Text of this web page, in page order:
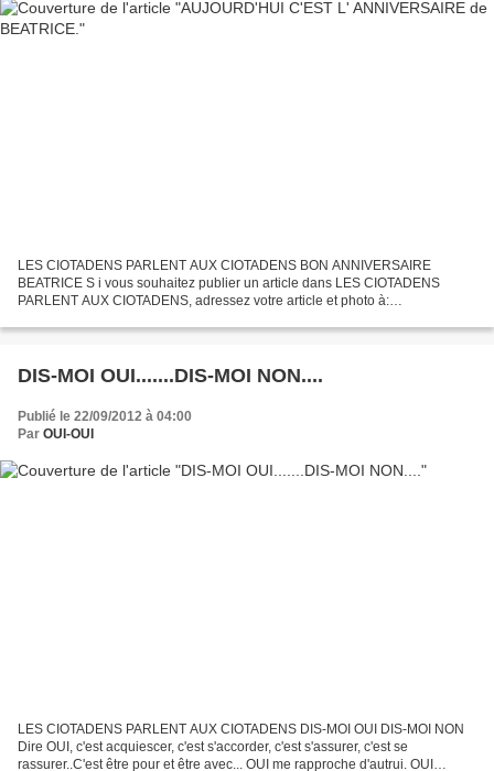
LES CIOTADENS PARLENT AUX CIOTADENS BON ANNIVERSAIRE
BEATRICE S i vous souhaitez publier un article dans LES CIOTADENS
PARLENT AUX CIOTADENS, adressez votre article et photo à:
DIS-MOI OUI.......DIS-MOI NON....
Publié le 22/09/2012 à 04:00
Par OUI-OUI
LES CIOTADENS PARLENT AUX CIOTADENS DIS-MOI OUI DIS-MOI NON
Dire OUI, c'est acquiescer, c'est s'accorder, c'est s'assurer, c'est se
rassurer..C'est être pour et être avec... OUI me rapproche d'autrui. OUI